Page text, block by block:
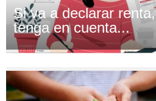
Si va a declarar renta,
tenga en cuenta...